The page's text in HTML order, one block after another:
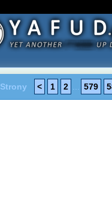
Strony < 1 2 579